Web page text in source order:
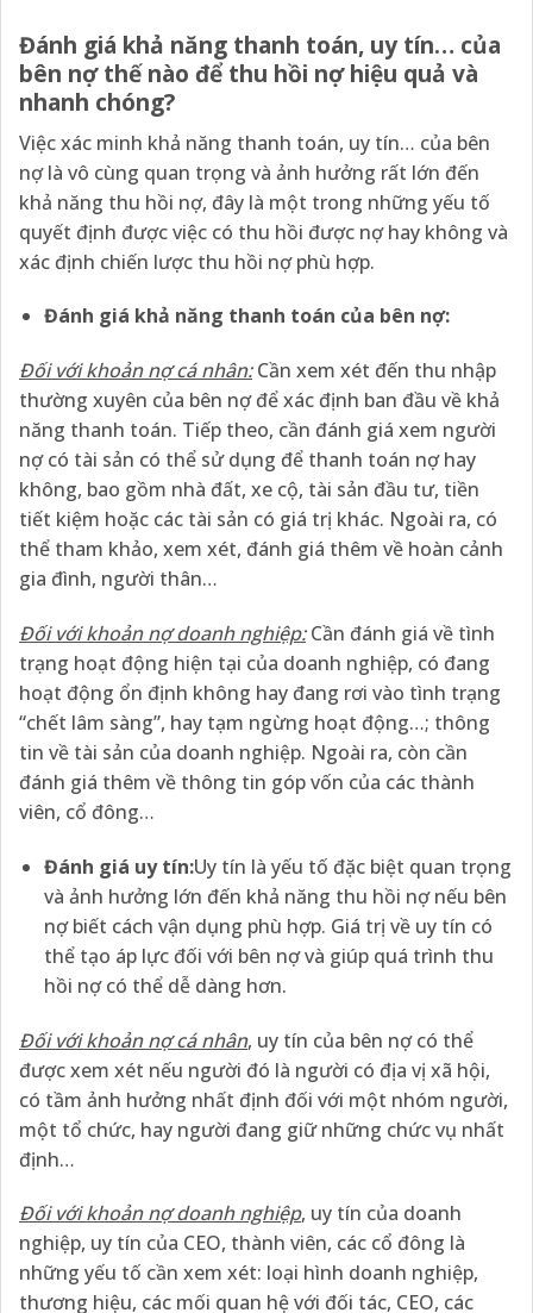
Đánh giá khả năng thanh toán, uy tín… của
bên nợ thế nào để thu hồi nợ hiệu quả và
nhanh chóng?
Việc xác minh khả năng thanh toán, uy tín… của bên
nợ là vô cùng quan trọng và ảnh hưởng rất lớn đến
khả năng thu hồi nợ, đây là một trong những yếu tố
quyết định được việc có thu hồi được nợ hay không và
xác định chiến lược thu hồi nợ phù hợp.
Đánh giá khả năng thanh toán của bên nợ:
Đối với khoản nợ cá nhân:Cần xem xét đến thu nhập
thường xuyên của bên nợ để xác định ban đầu về khả
năng thanh toán. Tiếp theo, cần đánh giá xem người
nợ có tài sản có thể sử dụng để thanh toán nợ hay
không, bao gồm nhà đất, xe cộ, tài sản đầu tư, tiền
tiết kiệm hoặc các tài sản có giá trị khác. Ngoài ra, có
thể tham khảo, xem xét, đánh giá thêm về hoàn cảnh
gia đình, người thân…
Đối với khoản nợ doanh nghiệp:Cần đánh giá về tình
trạng hoạt động hiện tại của doanh nghiệp, có đang
hoạt động ổn định không hay đang rơi vào tình trạng
“chết lâm sàng”, hay tạm ngừng hoạt động…; thông
tin về tài sản của doanh nghiệp. Ngoài ra, còn cần
đánh giá thêm về thông tin góp vốn của các thành
viên, cổ đông…
Đánh giá uy tín:Uy tín là yếu tố đặc biệt quan trọng
và ảnh hưởng lớn đến khả năng thu hồi nợ nếu bên
nợ biết cách vận dụng phù hợp. Giá trị về uy tín có
thể tạo áp lực đối với bên nợ và giúp quá trình thu
hồi nợ có thể dễ dàng hơn.
Đối với khoản nợ cá nhân, uy tín của bên nợ có thể
được xem xét nếu người đó là người có địa vị xã hội,
có tầm ảnh hưởng nhất định đối với một nhóm người,
một tổ chức, hay người đang giữ những chức vụ nhất
định…
Đối với khoản nợ doanh nghiệp, uy tín của doanh
nghiệp, uy tín của CEO, thành viên, các cổ đông là
những yếu tố cần xem xét: loại hình doanh nghiệp,
thương hiệu, các mối quan hệ với đối tác, CEO, các